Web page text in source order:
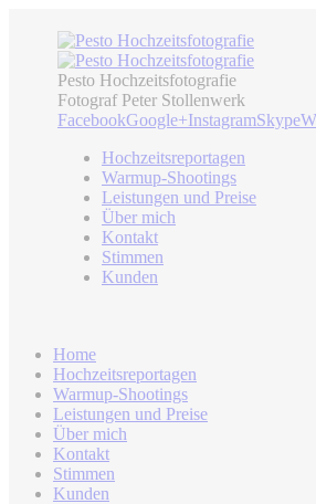
Pesto Hochzeitsfotografie
Fotograf Peter Stollenwerk
FacebookGoogle+InstagramSkype
Hochzeitsreportagen
Warmup-Shootings
Leistungen und Preise
Über mich
Kontakt
Stimmen
Kunden
Home
Hochzeitsreportagen
Warmup-Shootings
Leistungen und Preise
Über mich
Kontakt
Stimmen
Kunden